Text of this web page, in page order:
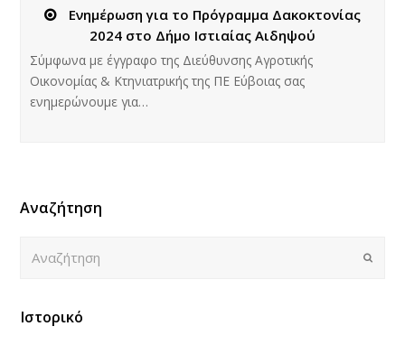
Ενημέρωση για το Πρόγραμμα Δακοκτονίας
2024 στο Δήμο Ιστιαίας Αιδηψού
Σύμφωνα με έγγραφο της Διεύθυνσης Αγροτικής
Οικονομίας & Κτηνιατρικής της ΠΕ Εύβοιας σας
ενημερώνουμε για…
Αναζήτηση
Submit
Ιστορικό